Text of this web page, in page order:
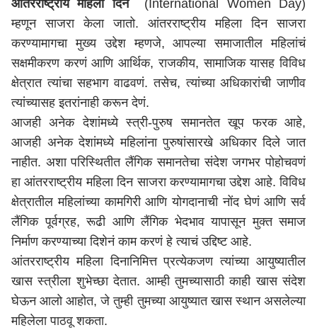
आंतरराष्ट्रीय महिला दिन(International Women Day)
म्हणून साजरा केला जातो. आंतरराष्ट्रीय महिला दिन साजरा
करण्यामागचा मुख्य उद्देश म्हणजे, आपल्या समाजातील महिलांचं
सक्षमीकरण करणं आणि आर्थिक, राजकीय, सामाजिक यासह विविध
क्षेत्रात त्यांचा सहभाग वाढवणं. तसेच, त्यांच्या अधिकारांची जाणीव
त्यांच्यासह इतरांनाही करून देणं.
आजही अनेक देशांमध्ये स्त्री-पुरुष समानतेत खूप फरक आहे,
आजही अनेक देशांमध्ये महिलांना पुरुषांसारखे अधिकार दिले जात
नाहीत. अशा परिस्थितीत लैंगिक समानतेचा संदेश जगभर पोहोचवणं
हा आंतरराष्ट्रीय महिला दिन साजरा करण्यामागचा उद्देश आहे. विविध
क्षेत्रातील महिलांच्या कामगिरी आणि योगदानाची नोंद घेणं आणि सर्व
लैंगिक पूर्वग्रह, रूढी आणि लैंगिक भेदभाव यापासून मुक्त समाज
निर्माण करण्याच्या दिशेनं काम करणं हे त्याचं उद्दिष्ट आहे.
आंतरराष्ट्रीय महिला दिनानिमित्त प्रत्येकजण त्यांच्या आयुष्यातील
खास स्त्रीला शुभेच्छा देतात. आम्ही तुमच्यासाठी काही खास संदेश
घेऊन आलो आहोत, जे तुम्ही तुमच्या आयुष्यात खास स्थान असलेल्या
महिलेला पाठवू शकता.